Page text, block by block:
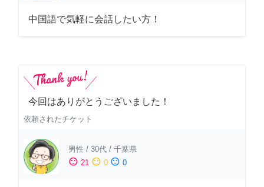
中国語で気軽に会話したい方！
今回はありがとうございました！
依頼されたチケット
男性 / 30代 / 千葉県
sentiment_satisfied 21 sentiment_neutral 0 sentiment_dissatisfied 0